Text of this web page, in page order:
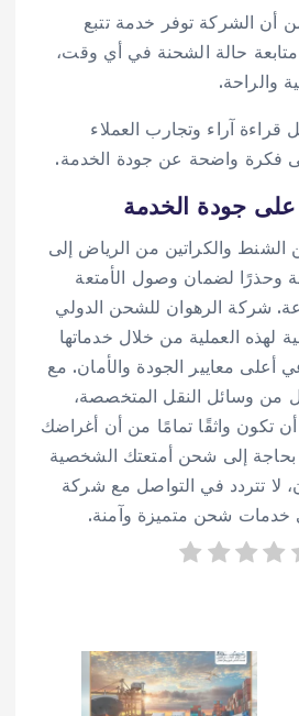
أن الشركة توفر خدمة تتبع
حالة الشحنة في أي وقت،
والراحة.
قراءة آراء وتجارب العملاء
فكرة واضحة عن جودة الخدمة.
على جودة الخدمة
الشنط والكراتين من الرياض إلى
وحذرًا لضمان وصول الأمتعة
شركة الرهوان للشحن الدولي
لهذه العملية من خلال خدماتها
أعلى معايير الجودة والأمان. مع
وسائل النقل المتخصصة،
تكون واثقًا تمامًا من أن أغراضك
بحاجة إلى شحن أمتعتك الشخصية
لا تتردد في التواصل مع شركة
خدمات شحن متميزة وآمنة.